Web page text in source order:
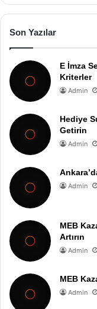
Son Yazılar
E İmza
Kriterler
Admin
Hediye
Getirin
Admin
Admin
MEB
Artırın
Admin
MEB
Admin